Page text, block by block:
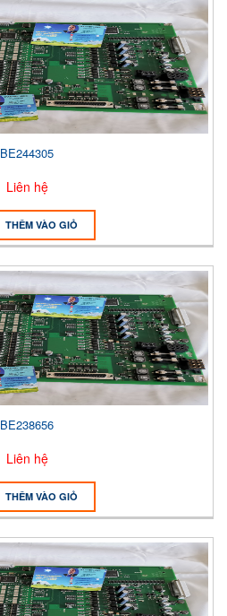
BE244305
Liên hệ
THÊM VÀO GIỎ
BE238656
Liên hệ
THÊM VÀO GIỎ